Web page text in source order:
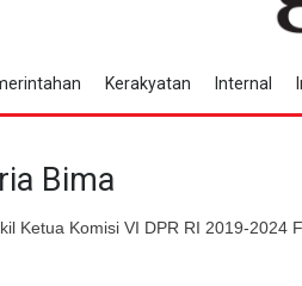
Kerakyatan Internal
Bima
Ketua Komisi VI DPR RI 2019-2024